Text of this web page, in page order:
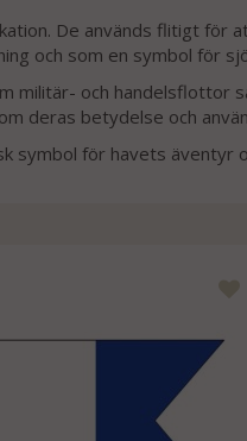
De används flitigt för
och som en symbol för
militär- och handelsflottor
deras betydelse och
symbol för havets äventyr